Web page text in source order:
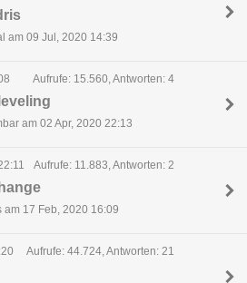
am 09 Jul, 2020 14:39
Aufrufe: 15.560, Antworten: 4
am 02 Apr, 2020 22:13
Aufrufe: 11.883, Antworten: 2
am 17 Feb, 2020 16:09
Aufrufe: 44.724, Antworten: 21